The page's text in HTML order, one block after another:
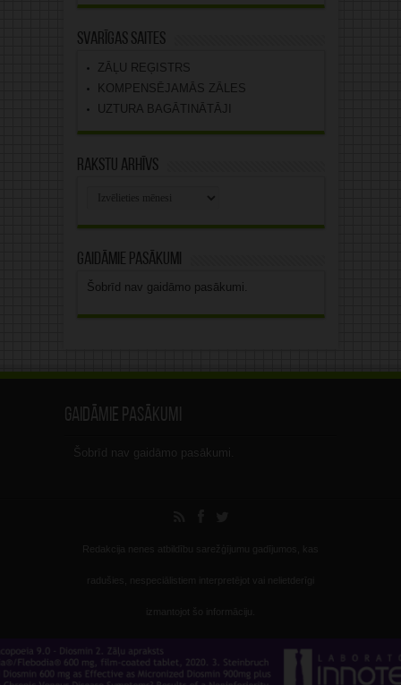
Svarīgas saites
ZĀĻU REĢISTRS
KOMPENSĒJAMĀS ZĀLES
UZTURA BAGĀTINĀTĀJI
Rakstu arhīvs
Gaidāmie pasākumi
Šobrīd nav gaidāmo pasākumi.
Gaidāmie pasākumi
Šobrīd nav gaidāmo pasākumi.
Redakcija nenes atbildību sarežģījumu gadījumos, kas